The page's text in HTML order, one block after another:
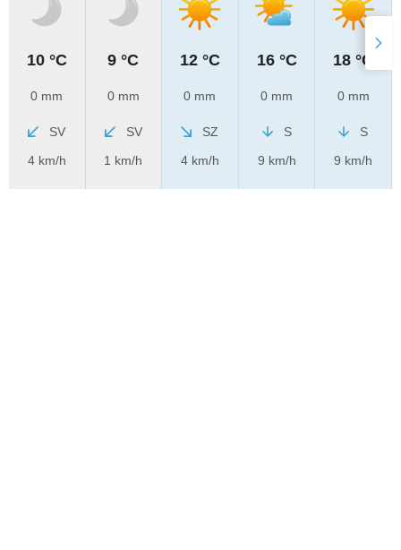
10 °C
0 mm
SV
4 km/h
9 °C
0 mm
SV
1 km/h
12 °C
0 mm
SZ
4 km/h
16 °C
0 mm
S
9 km/h
18 °C
0 mm
S
9 km/h